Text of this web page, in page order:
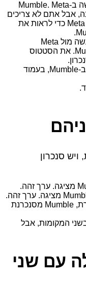
נעשה ב‑Mumble. Meta
אבל אתם לא צריכים
להיכנס ל‑WhatsApp Manager של Meta כדי לראות את
נעשה מול Meta
(WhatsApp Manager), לא ב‑Mumble. את הסטטוס
ב‑Mumble, בעמוד
סנכרון
Meta מאשרת, Mumble מסנכרנת
המקומות, אבל
עם שני